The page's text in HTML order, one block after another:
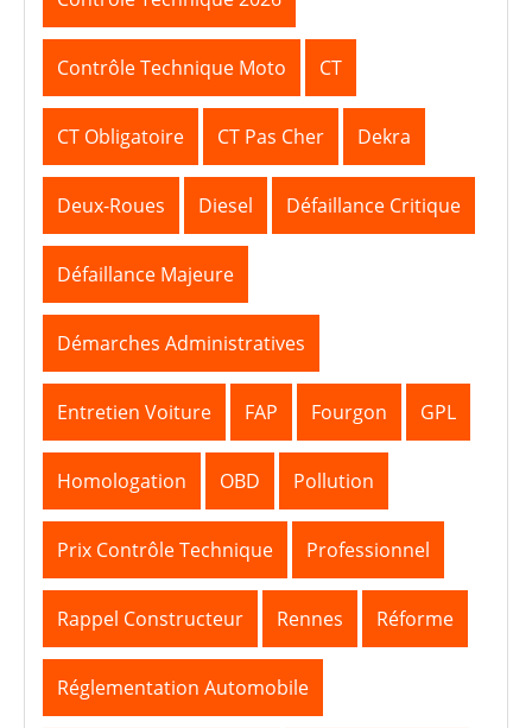
Contrôle Technique Moto CT
CT Obligatoire CT Pas Cher Dekra
Deux-Roues Diesel Défaillance Critique
Défaillance Majeure
Démarches Administratives
Entretien Voiture FAP Fourgon GPL
Homologation OBD Pollution
Prix Contrôle Technique Professionnel
Rappel Constructeur Rennes Réforme
Réglementation Automobile